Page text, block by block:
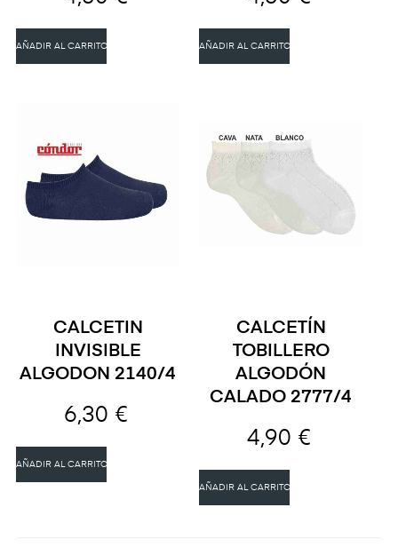
AÑADIR AL CARRITO AÑADIR AL CARRITO
CALCETIN
INVISIBLE
ALGODON 2140/4
6,30 €
AÑADIR AL CARRITO
CALCETÍN
TOBILLERO
ALGODÓN
CALADO 2777/4
4,90 €
AÑADIR AL CARRITO